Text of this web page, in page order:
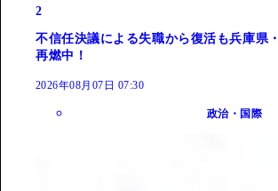
2
不信任決議による失職から復活も兵庫県
再燃中！
2026年08月07日 07:30
政治・国際